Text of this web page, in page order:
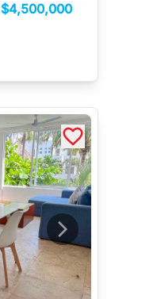
$4,500,000